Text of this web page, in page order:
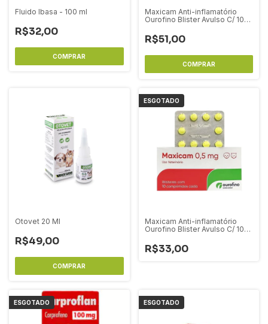
Fluido Ibasa - 100 ml
R$32,00
Maxicam Anti-inflamatório
Ourofino Blister Avulso C/ 10
R$51,00
Otovet 20 Ml
R$49,00
ESGOTADO
Maxicam Anti-inflamatório
Ourofino Blister Avulso C/ 10
R$33,00
ESGOTADO ESGOTADO